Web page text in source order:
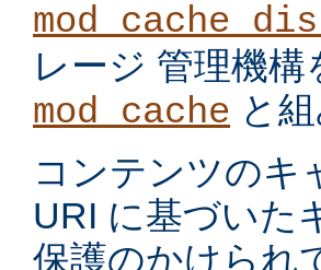
レージ 管理機
mod_cache と
コンテンツのキ
URI に基づいた
保護のかけられ